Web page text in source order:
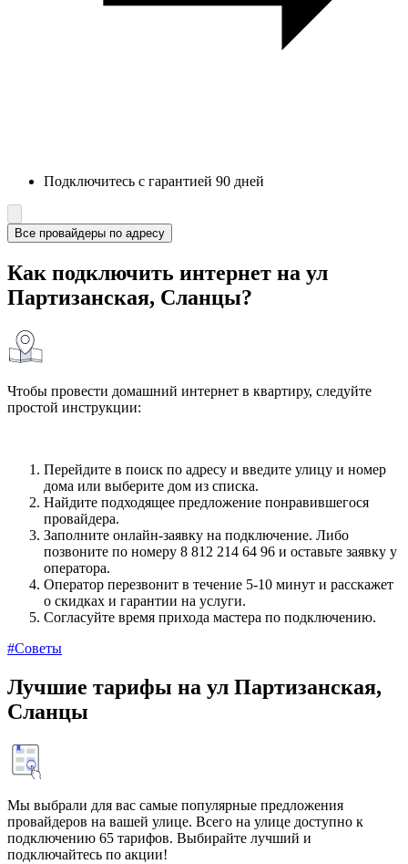
Подключитесь с гарантией 90 дней
Все провайдеры по адресу
Как подключить интернет на ул
Партизанская, Сланцы?
Чтобы провести домашний интернет в квартиру, следуйте
простой инструкции:
Перейдите в поиск по адресу и введите улицу и номер
дома или выберите дом из списка.
Найдите подходящее предложение понравившегося
провайдера.
Заполните онлайн-заявку на подключение. Либо
позвоните по номеру 8 812 214 64 96 и оставьте заявку у
оператора.
Оператор перезвонит в течение 5-10 минут и расскажет
о скидках и гарантии на услуги.
Согласуйте время прихода мастера по подключению.
#Советы
Лучшие тарифы на ул Партизанская,
Сланцы
Мы выбрали для вас самые популярные предложения
провайдеров на вашей улице. Всего на улице доступно к
подключению 65 тарифов. Выбирайте лучший и
подключайтесь по акции!